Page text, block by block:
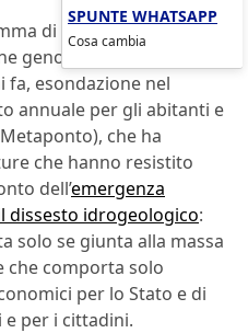
di Sarno e Quindici, ma
genovese o la
fa, esondazione nel
annuale per gli abitanti e
che ha
che hanno resistito
dell’emergenza
dissesto idrogeologico:
solo se giunta alla massa
che comporta solo
per lo Stato e di
per i cittadini.
SPUNTE WHATSAPP
Cosa cambia